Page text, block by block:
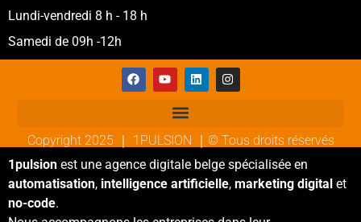
Lundi-vendredi 8 h - 18 h
Samedi de 09h -12h
Copyright 2025 ｜ 1PULSION ｜© Tous droits réservés
1pulsion est une agence digitale belge spécialisée en
automatisation, intelligence artificielle, marketing digital et
no-code.